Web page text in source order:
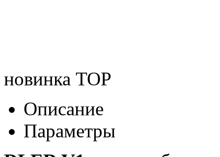
новинка TOP
Описание
Параметры